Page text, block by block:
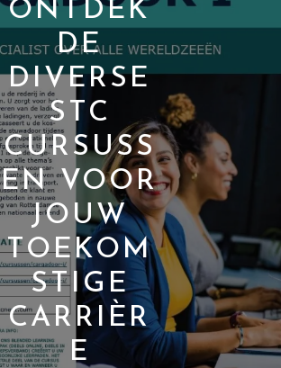
ONTDEK
DE
DIVERSE
STC
CURSUSS
EN VOOR
JOUW
TOEKOM
STIGE
CARRIÈR
E